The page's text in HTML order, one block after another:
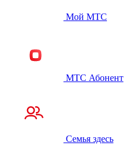
Мой МТС
МТС Абонент
Семья здесь